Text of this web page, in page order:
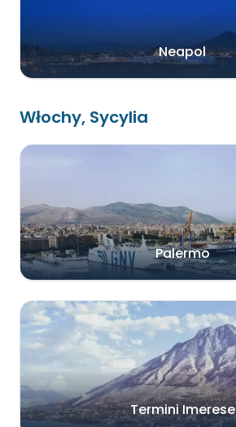
Neapol
Włochy, Sycylia
Palermo
Termini Imerese